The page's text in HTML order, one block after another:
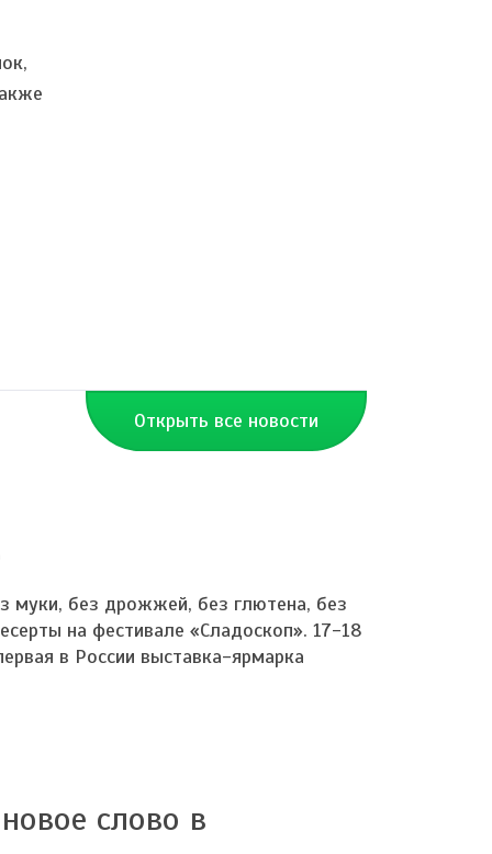
Открыть все новости
муки, без дрожжей, без глютена, без
на фестивале «Сладоскоп». 17-18
в России выставка-ярмарка
слово в